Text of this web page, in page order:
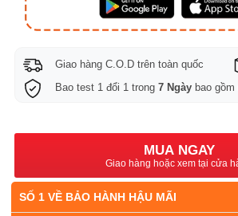
Giao hàng C.O.D trên toàn quốc
Bao test 1 đổi 1 trong7 Ngày bao
MUA NGAY
Giao hàng hoặc xem tại cửa
SỐ 1 VỀ BẢO HÀNH HẬU MÃI